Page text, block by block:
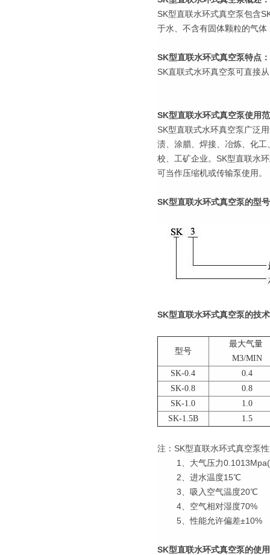
SK型直联水环式真空泵包含
于水、不含有固体颗粒的气
SK型直联水环式真空泵特点：
SK直联式水环真空泵可直接
SK型直联水环式真空泵使用
SK型直联式水环真空泵广泛
渍、涂腊、焊接、冶炼、化
校、工矿企业。SK型直联水
可当作压缩机或传输泵使用。
SK型直联水环式真空泵的型
SK型直联水环式真空泵的技
型号
最大气量
M3/MIN
SK-0.4
0.4
SK-0.8
0.8
SK-1.0
1.0
SK-1.5B
1.5
注：SK型直联水环式真空泵
1、大气压力
2、进水温度15℃
3、吸入空气温度20℃
4、空气相对湿度70%
5、性能允许偏差±10%
SK型直联水环式真空泵的使